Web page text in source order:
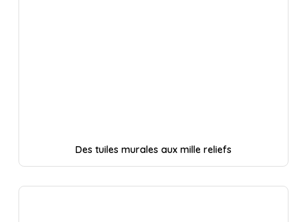
Des tuiles murales aux mille reliefs